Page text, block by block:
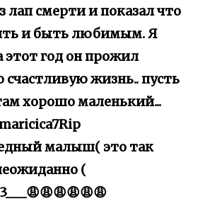
лап смерти и показал что
и быть любимым. Я
этот год он прожил
счастливую жизнь.. пусть
хорошо маленький...
малыш( это так
(